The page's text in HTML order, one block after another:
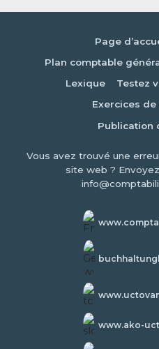
Page
Plan comptable
Lexique
Testez
Exercices
Publication
Vous avez trouvé une
site web ?
www.ako-